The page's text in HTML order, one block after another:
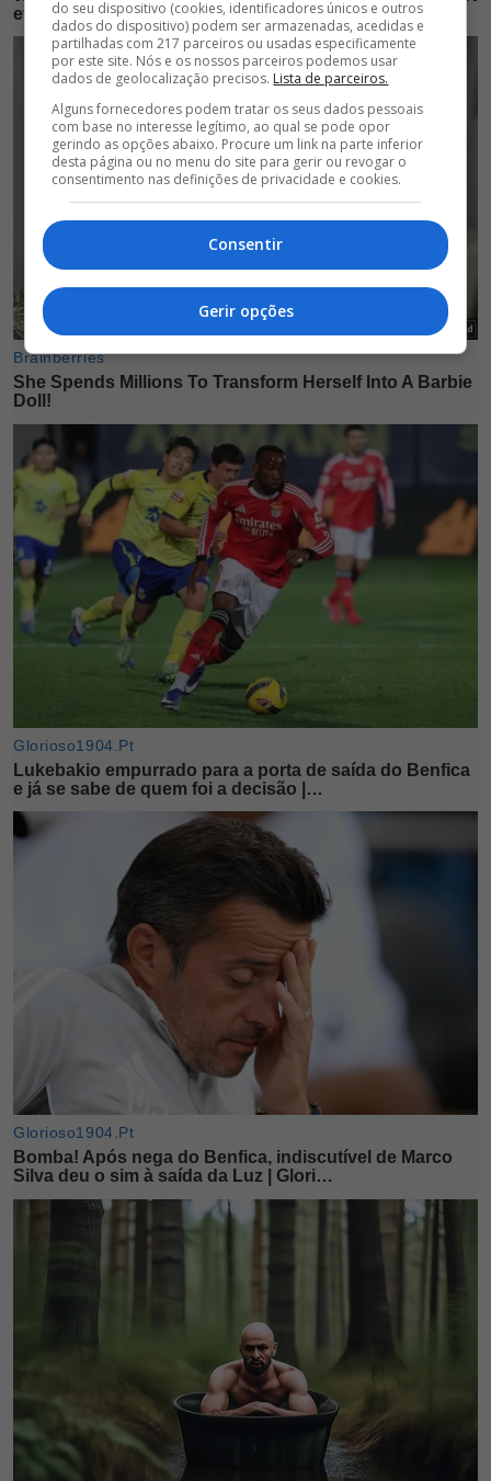
do seu dispositivo (cookies, identificadores únicos e outros
dados do dispositivo) podem ser armazenadas, acedidas e
partilhadas com 217 parceiros ou usadas especificamente
por este site. Nós e os nossos parceiros podemos usar
dados de geolocalização precisos. Lista de parceiros.
Alguns fornecedores podem tratar os seus dados pessoais
com base no interesse legítimo, ao qual se pode opor
gerindo as opções abaixo. Procure um link na parte inferior
desta página ou no menu do site para gerir ou revogar o
consentimento nas definições de privacidade e cookies.
Consentir
Gerir opções